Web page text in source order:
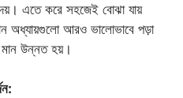
এতে করে সহজেই বোঝা যায়
অধ্যায়গুলো আরও ভালোভাবে পড়া
উন্নত হয়।